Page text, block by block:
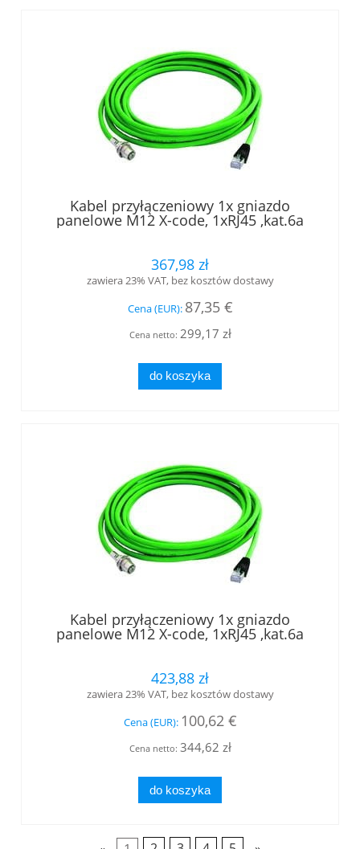
Kabel przyłączeniowy 1x gniazdo
panelowe M12 X-code, 1xRJ45 ,kat.6a
długość 3,0 m (L82102A0000)
367,98 zł
zawiera 23% VAT, bez kosztów dostawy
Cena (EUR): 87,35 €
Cena netto: 299,17 zł
do koszyka
Kabel przyłączeniowy 1x gniazdo
panelowe M12 X-code, 1xRJ45 ,kat.6a
długość 5,0 m (L82103A0000)
423,88 zł
zawiera 23% VAT, bez kosztów dostawy
Cena (EUR): 100,62 €
Cena netto: 344,62 zł
do koszyka